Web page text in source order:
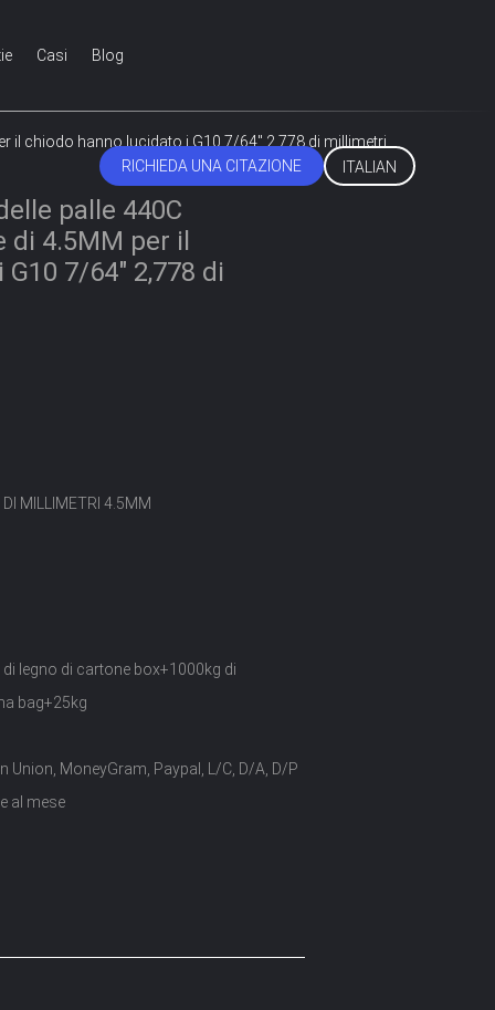
Casi Blog
RICHIEDA UNA CITAZIONE ITALIAN
il chiodo hanno lucidato i G10 7/64" 2,778 di millimetri
palle 440C
4.5MM per il
7/64" 2,778 di
MILLIMETRI 4.5MM
legno di cartone box+1000kg di
bag+25kg
Union, MoneyGram, Paypal, L/C, D/A, D/P
al mese